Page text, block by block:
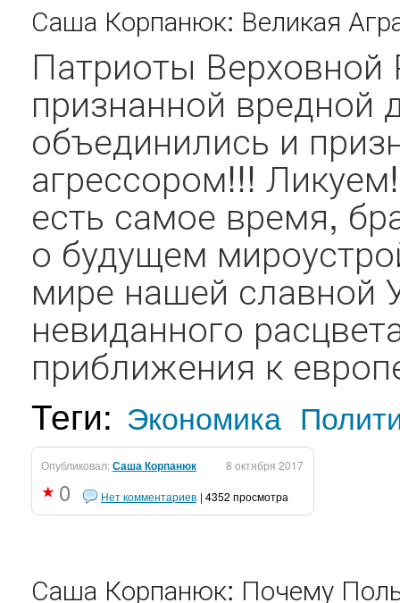
Саша Корпанюк: Великая
Патриоты Верховной
признанной вредной
объединились и
агрессором!!!
есть самое время,
о будущем
мире нашей славной
невиданного
приближения к
Теги: Экономика
Опубликовал:Саша Корпанюк 8 октября 2017
0 Нет комментариев | 4352 просмотра
Саша Корпанюк: Почему